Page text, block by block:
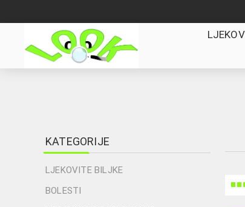
KATEGORIJE
LJEKOVITE BILJKE
BOLESTI